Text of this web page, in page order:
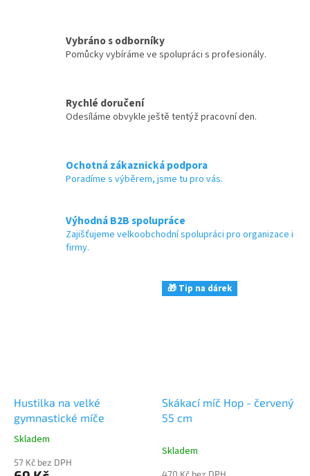
Vybráno s odborníky
Pomůcky vybíráme ve spolupráci s profesionály.
Rychlé doručení
Odesíláme obvykle ještě tentýž pracovní den.
Ochotná zákaznická podpora
Poradíme s výběrem, jsme tu pro vás.
Výhodná B2B spolupráce
Zajišťujeme velkoobchodní spolupráci pro organizace i
firmy.
Hustilka na velké
gymnastické míče
Průměrné
produktu
Skladem
57 Kč bez DPH
🎁 Tip na dárek
Skákací míč Hop - červený
55 cm
Skladem